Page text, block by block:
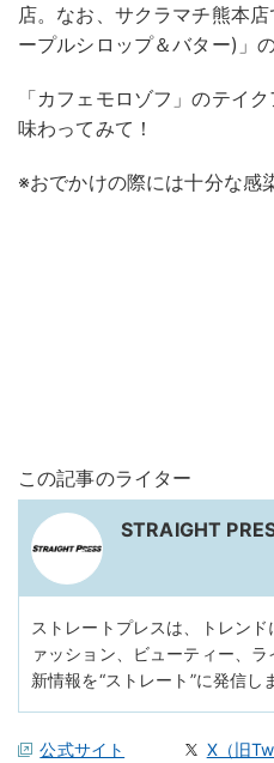
店。なお、サクラマチ熊本
ープルシロップ＆バター)」
「カフェモロゾフ」のテイ
味わってみて！
※おでかけの際には十分な感
この記事のライター
STRAIGHT
ストレートプレスは、トレン
ァッション、ビューティー、
新情報を“ストレート”に発信し
公式サイト X（旧